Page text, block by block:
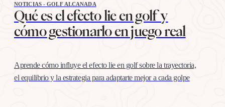
NOTICIAS - GOLF ALCANADA
Qué es el efecto lie en golf y
cómo gestionarlo en juego real
Aprende cómo influye el efecto lie en golf sobre la trayectoria,
el equilibrio y la estrategia para adaptarte mejor a cada golpe